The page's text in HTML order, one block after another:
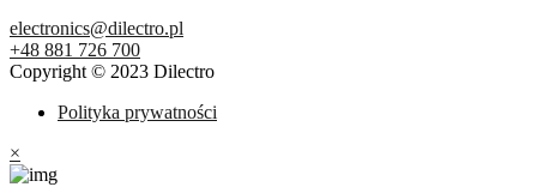
electronics@dilectro.pl
+48 881 726 700
Copyright © 2023 Dilectro
Polityka prywatności
×